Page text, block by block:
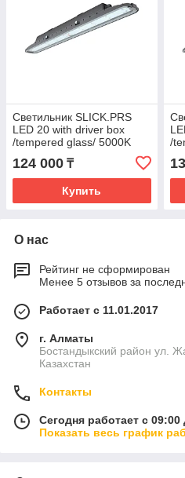
Светильник SLICK.PRS
LED 20 with driver box
/tempered glass/ 5000K
124 000 ₸
Купить
/
О нас
Рейтинг не сформирован
Менее 5 отзывов за
Работает с 11.01.2017
г. Алматы
Бостандыкский район ул.
Казахстан
Контакты
Сегодня работает с 09:00
Показать весь график